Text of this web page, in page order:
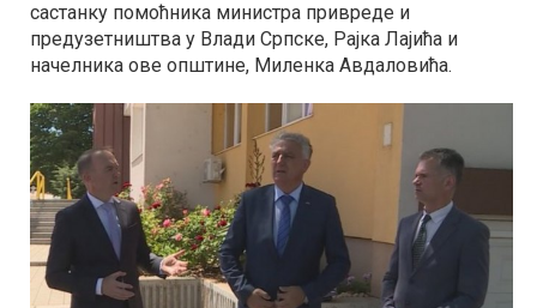
састанку помоћника министра привреде и
предузетништва у Влади Српске, Рајка Лајића и
начелника ове општине, Миленка Авдаловића.